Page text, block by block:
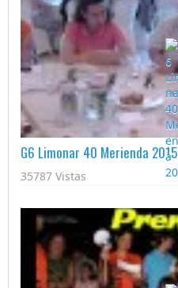
G6 Limonar 40 Merienda 2015
35787 Vistas